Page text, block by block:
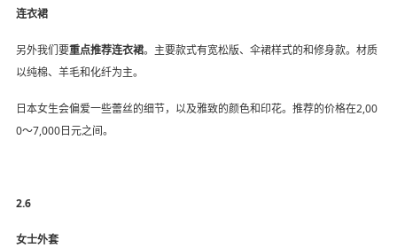
连衣裙
另外我们要重点推荐连衣裙。主要款式有宽松版、伞裙样式的和修身款。材质
以纯棉、羊毛和化纤为主。
日本女生会偏爱一些蕾丝的细节，以及雅致的颜色和印花。推荐的价格在2,00
0～7,000日元之间。
2.6
女士外套